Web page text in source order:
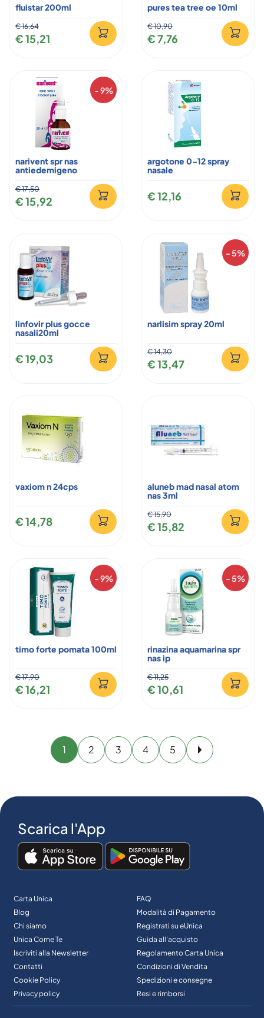
fluistar 200ml
€ 16,64
€ 15,21
pures tea tree oe 10ml
€ 10,90
€ 7,76
- 9%
narivent spr nas
antiedemigeno
€ 17,50
€ 15,92
argotone 0-12 spray
nasale
€ 12,16
linfovir plus gocce
nasali20ml
€ 19,03
- 5%
narlisim spray 20ml
€ 14,30
€ 13,47
vaxiom n 24cps
€ 14,78
aluneb mad nasal atom
nas 3ml
€ 15,90
€ 15,82
- 9%
timo forte pomata 100ml
€ 17,90
€ 16,21
- 5%
rinazina aquamarina spr
nas ip
€ 11,25
€ 10,61
1 2 3 4 5 Avanti
Scarica l'App
Carta Unica
Blog
Chi siamo
Unica Come Te
Iscriviti alla Newsletter
Contatti
Cookie Policy
Privacy policy
FAQ
Modalità di Pagamento
Registrati su eUnica
Guida all’acquisto
Regolamento Carta Unica
Condizioni di Vendita
Spedizioni e consegne
Resi e rimborsi